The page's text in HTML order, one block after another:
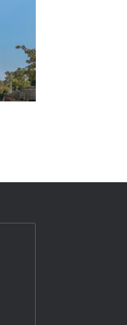
property